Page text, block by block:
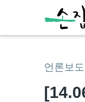
언론보도